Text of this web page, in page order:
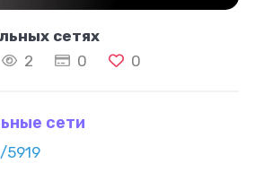
сетях
2 0 0
сети
/5919